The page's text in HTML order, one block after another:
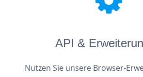
API &
Nutzen Sie unsere Browser-